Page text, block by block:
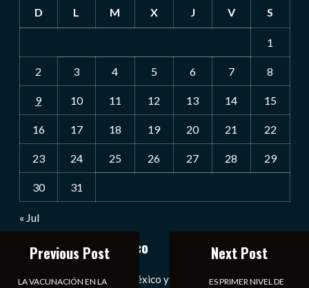
D L M X J V S
1
2 3 4 5 6 7 8
9 10 11 12 13 14 15
16 17 18 19 20 21 22
23 24 25 26 27 28 29
30 31
« Jul
Notiexpress de México
Las Noticias Diarias de México y el Mundo a Tu Alcance
Previous Post
LA VACUNACIÓN EN LA
Next Post
ES PRIMER NIVEL DE